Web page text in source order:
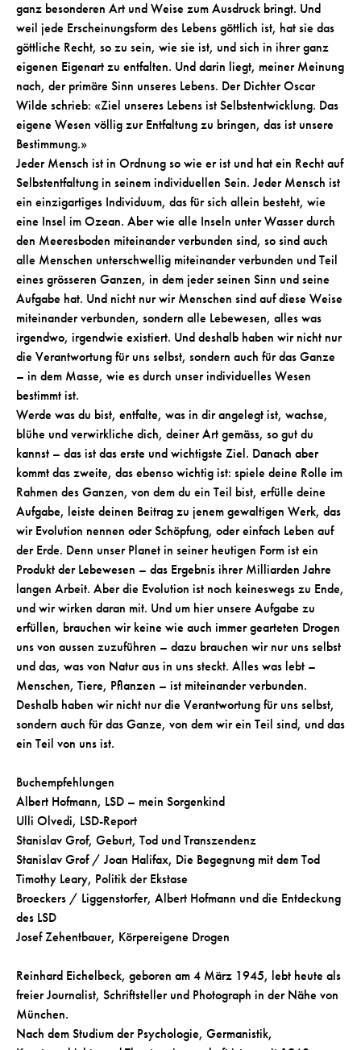
ganz besonderen Art und Weise zum Ausdruck bringt. Und
weil jede Erscheinungsform des Lebens göttlich ist, hat sie das
göttliche Recht, so zu sein, wie sie ist, und sich in ihrer ganz
eigenen Eigenart zu entfalten. Und darin liegt, meiner Meinung
nach, der primäre Sinn unseres Lebens. Der Dichter Oscar
Wilde schrieb: «Ziel unseres Lebens ist Selbstentwicklung. Das
eigene Wesen völlig zur Entfaltung zu bringen, das ist unsere
Bestimmung.»
Jeder Mensch ist in Ordnung so wie er ist und hat ein Recht auf
Selbstentfaltung in seinem individuellen Sein. Jeder Mensch ist
ein einzigartiges Individuum, das für sich allein besteht, wie
eine Insel im Ozean. Aber wie alle Inseln unter Wasser durch
den Meeresboden miteinander verbunden sind, so sind auch
alle Menschen unterschwellig miteinander verbunden und Teil
eines grösseren Ganzen, in dem jeder seinen Sinn und seine
Aufgabe hat. Und nicht nur wir Menschen sind auf diese Weise
miteinander verbunden, sondern alle Lebewesen, alles was
irgendwo, irgendwie existiert. Und deshalb haben wir nicht nur
die Verantwortung für uns selbst, sondern auch für das Ganze
– in dem Masse, wie es durch unser individuelles Wesen
bestimmt ist.
Werde was du bist, entfalte, was in dir angelegt ist, wachse,
blühe und verwirkliche dich, deiner Art gemäss, so gut du
kannst – das ist das erste und wichtigste Ziel. Danach aber
kommt das zweite, das ebenso wichtig ist: spiele deine Rolle im
Rahmen des Ganzen, von dem du ein Teil bist, erfülle deine
Aufgabe, leiste deinen Beitrag zu jenem gewaltigen Werk, das
wir Evolution nennen oder Schöpfung, oder einfach Leben auf
der Erde. Denn unser Planet in seiner heutigen Form ist ein
Produkt der Lebewesen – das Ergebnis ihrer Milliarden Jahre
langen Arbeit. Aber die Evolution ist noch keineswegs zu Ende,
und wir wirken daran mit. Und um hier unsere Aufgabe zu
erfüllen, brauchen wir keine wie auch immer gearteten Drogen
uns von aussen zuzuführen – dazu brauchen wir nur uns selbst
und das, was von Natur aus in uns steckt. Alles was lebt –
Menschen, Tiere, Pflanzen – ist miteinander verbunden.
Deshalb haben wir nicht nur die Verantwortung für uns selbst,
sondern auch für das Ganze, von dem wir ein Teil sind, und das
ein Teil von uns ist.
Buchempfehlungen
Albert Hofmann, LSD – mein Sorgenkind
Ulli Olvedi, LSD-Report
Stanislav Grof, Geburt, Tod und Transzendenz
Stanislav Grof / Joan Halifax, Die Begegnung mit dem Tod
Timothy Leary, Politik der Ekstase
Broeckers / Liggenstorfer, Albert Hofmann und die Entdeckung
des LSD
Josef Zehentbauer, Körpereigene Drogen
Reinhard Eichelbeck, geboren am 4 März 1945, lebt heute als
freier Journalist, Schriftsteller und Photograph in der Nähe von
München.
Nach dem Studium der Psychologie, Germanistik,